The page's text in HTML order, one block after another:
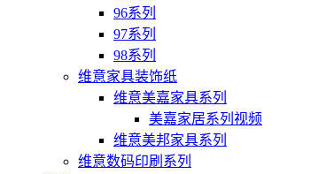
96系列
97系列
98系列
维意家具装饰纸
维意美嘉家具系列
美嘉家居系列视频
维意美邦家具系列
维意数码印刷系列